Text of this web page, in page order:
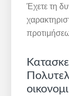
Έχετε τη